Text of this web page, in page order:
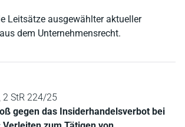
Leitsätze ausgewählter aktueller
dem Unternehmensrecht.
2 StR 224/25
gegen das Insiderhandelsverbot bei